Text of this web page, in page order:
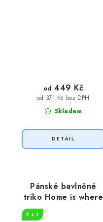
Skladem
od 371 Kč bez DPH
od 449 Kč
Pánské bavlněné
triko Home is where
2 + 1